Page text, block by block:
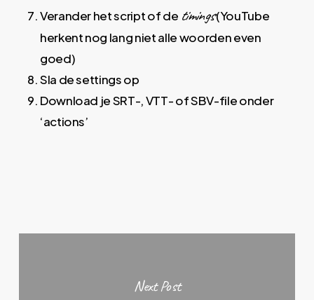
Verander het script of de timings(YouTube
herkent nog lang niet alle woorden even
goed)
Sla de settings op
Download je SRT-, VTT- of SBV-file onder
‘actions’
Next Post